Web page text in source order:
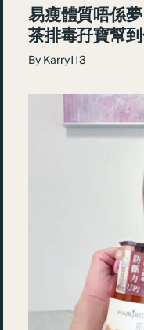
易瘦體質唔係
茶排毒孖寶幫
By Karry113